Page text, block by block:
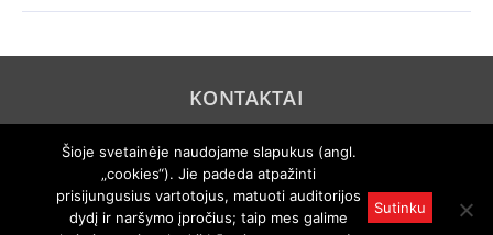
KONTAKTAI
PRIVATUMO POLITIKA
© 2005 "Axel Springer AG". Visos teisės išsaugomos. Rengiama
Šioje svetainėje naudojame slapukus (angl.
„cookies“). Jie padeda atpažinti
prisijungusius vartotojus, matuoti auditorijos
dydį ir naršymo įpročius; taip mes galime
Sutinku